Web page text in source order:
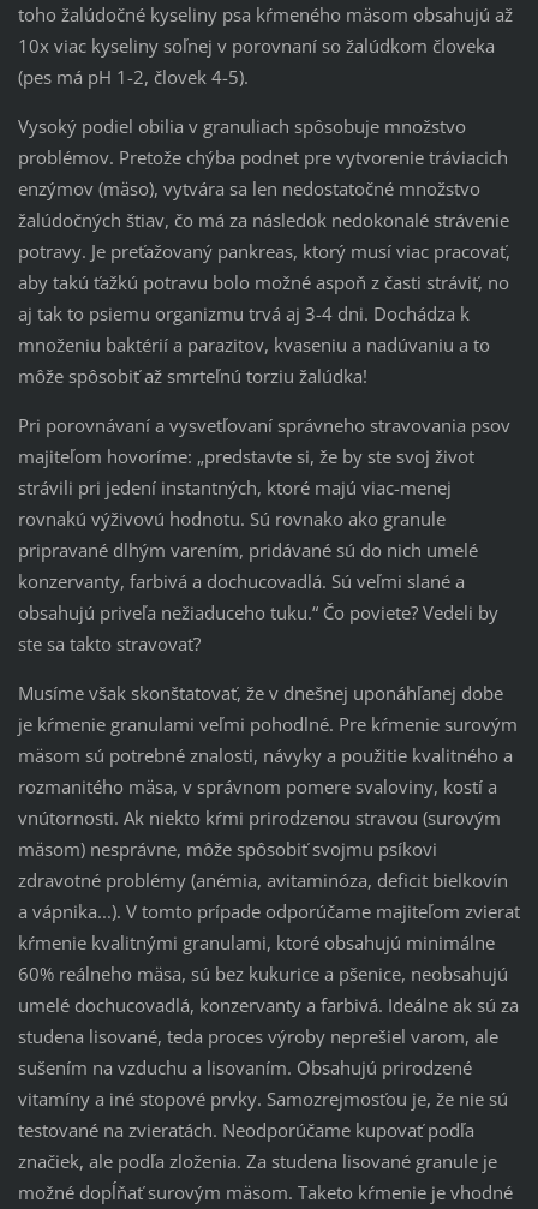
toho žalúdočné kyseliny psa kŕmeného mäsom obsahujú až
10x viac kyseliny soľnej v porovnaní so žalúdkom človeka
(pes má pH 1-2, človek 4-5).
Vysoký podiel obilia v granuliach spôsobuje množstvo
problémov. Pretože chýba podnet pre vytvorenie tráviacich
enzýmov (mäso), vytvára sa len nedostatočné množstvo
žalúdočných štiav, čo má za následok nedokonalé strávenie
potravy. Je preťažovaný pankreas, ktorý musí viac pracovať,
aby takú ťažkú potravu bolo možné aspoň z časti stráviť, no
aj tak to psiemu organizmu trvá aj 3-4 dni. Dochádza k
množeniu baktérií a parazitov, kvaseniu a nadúvaniu a to
môže spôsobiť až smrteľnú torziu žalúdka!
Pri porovnávaní a vysvetľovaní správneho stravovania psov
majiteľom hovoríme: „predstavte si, že by ste svoj život
strávili pri jedení instantných, ktoré majú viac-menej
rovnakú výživovú hodnotu. Sú rovnako ako granule
pripravané dlhým varením, pridávané sú do nich umelé
konzervanty, farbivá a dochucovadlá. Sú veľmi slané a
obsahujú priveľa nežiaduceho tuku.“ Čo poviete? Vedeli by
ste sa takto stravovať?
Musíme však skonštatovať, že v dnešnej uponáhľanej dobe
je kŕmenie granulami veľmi pohodlné. Pre kŕmenie surovým
mäsom sú potrebné znalosti, návyky a použitie kvalitného a
rozmanitého mäsa, v správnom pomere svaloviny, kostí a
vnútornosti. Ak niekto kŕmi prirodzenou stravou (surovým
mäsom) nesprávne, môže spôsobiť svojmu psíkovi
zdravotné problémy (anémia, avitaminóza, deficit bielkovín
a vápnika...). V tomto prípade odporúčame majiteľom zvierat
kŕmenie kvalitnými granulami, ktoré obsahujú minimálne
60% reálneho mäsa, sú bez kukurice a pšenice, neobsahujú
umelé dochucovadlá, konzervanty a farbivá. Ideálne ak sú za
studena lisované, teda proces výroby neprešiel varom, ale
sušením na vzduchu a lisovaním. Obsahujú prirodzené
vitamíny a iné stopové prvky. Samozrejmosťou je, že nie sú
testované na zvieratách. Neodporúčame kupovať podľa
značiek, ale podľa zloženia. Za studena lisované granule je
možné dopĺňať surovým mäsom. Taketo kŕmenie je vhodné